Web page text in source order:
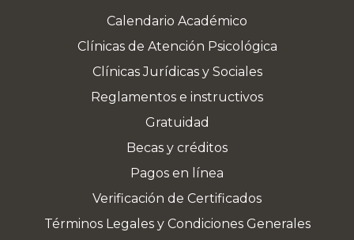
Calendario Académico
Clínicas de Atención Psicológica
Clínicas Jurídicas y Sociales
Reglamentos e instructivos
Gratuidad
Becas y créditos
Pagos en línea
Verificación de Certificados
Términos Legales y Condiciones Generales